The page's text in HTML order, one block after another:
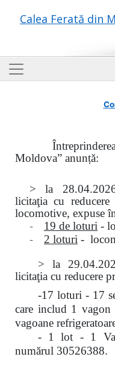
Calea Ferată din
Moldova” anunță:
> la
licitaţiacu
locomotive, expuse
- 19 de loturi -
- 2 loturi -
> la
licitaţia cu reducere
-17 loturi - 17
care includ 1
vagoane
- 1 lot - 1
numărul 30526388.